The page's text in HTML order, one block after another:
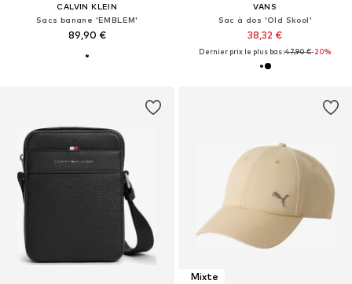
CALVIN KLEIN
Sacs banane 'EMBLEM'
89,90 €
VANS
Sac à dos 'Old Skool'
38,32 €
Dernier prix le plus bas :47,90 €-20%
Mixte